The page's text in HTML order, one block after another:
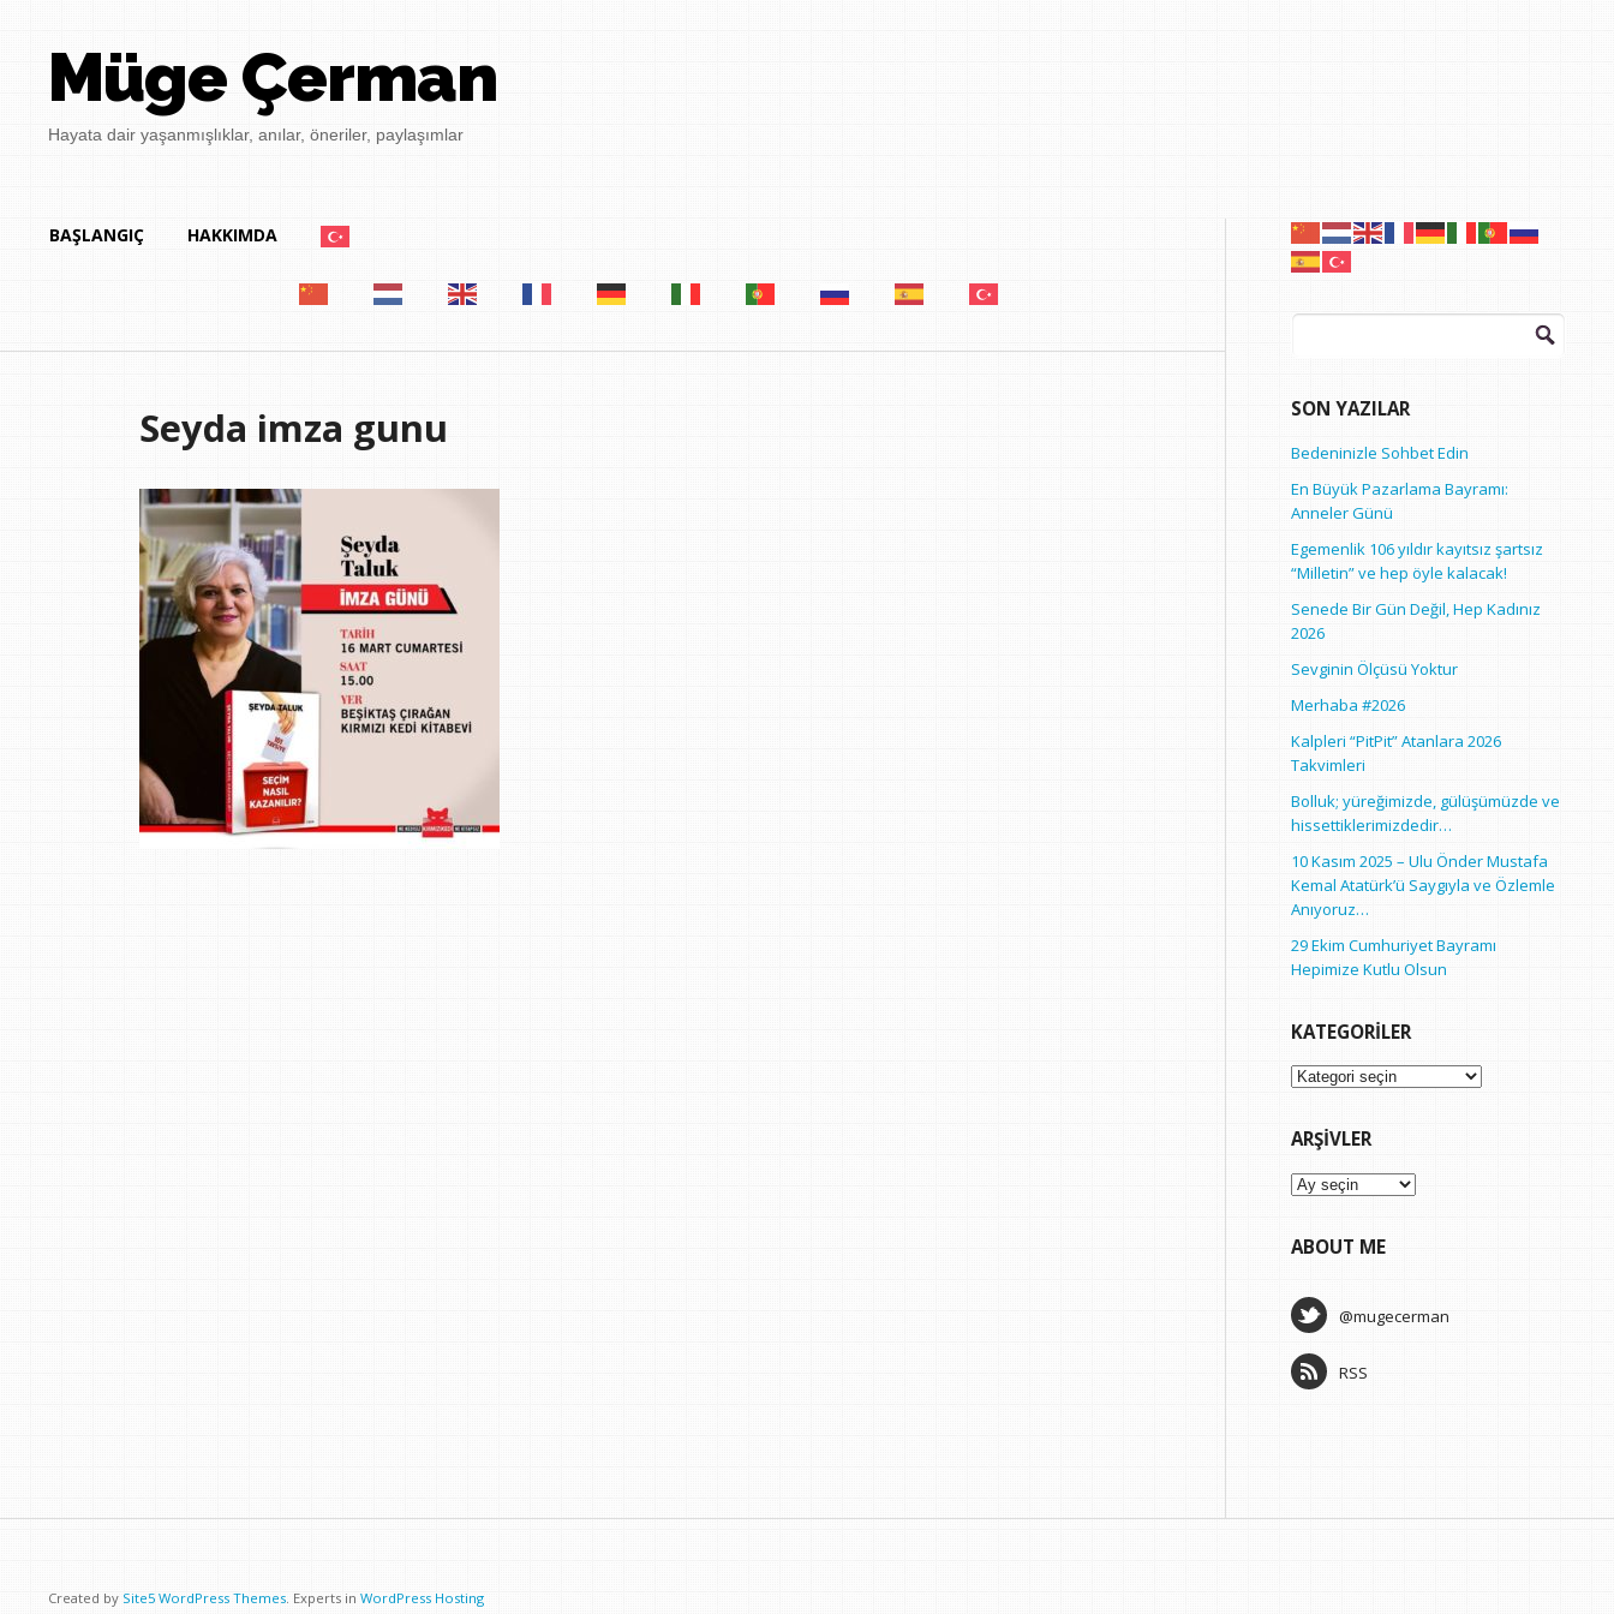
Müge Çerman
Hayata dair yaşanmışlıklar, anılar, öneriler, paylaşımlar
BAŞLANGIÇ HAKKIMDA
Seyda imza gunu
Arama:
SON YAZILAR
Bedeninizle Sohbet Edin
En Büyük Pazarlama Bayramı:
Anneler Günü
Egemenlik 106 yıldır kayıtsız şartsız
“Milletin” ve hep öyle kalacak!
Senede Bir Gün Değil, Hep Kadınız
2026
Sevginin Ölçüsü Yoktur
Merhaba #2026
Kalpleri “PitPit” Atanlara 2026
Takvimleri
Bolluk; yüreğimizde, gülüşümüzde ve
hissettiklerimizdedir…
10 Kasım 2025 – Ulu Önder Mustafa
Kemal Atatürk’ü Saygıyla ve Özlemle
Anıyoruz…
29 Ekim Cumhuriyet Bayramı
Hepimize Kutlu Olsun
KATEGORILER
Kategoriler
ARŞIVLER
Arşivler
ABOUT ME
@mugecerman
RSS
Created by Site5 WordPress Themes . Experts inWordPress Hosting